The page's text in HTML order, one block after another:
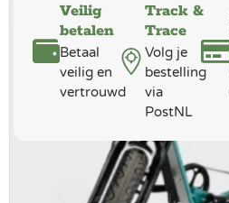
Veilig
betalen
Betaal
veilig en
vertrouwd
Track &
Trace
Volg je
bestelling
via
PostNL